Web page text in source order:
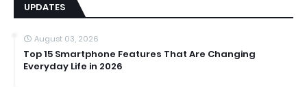
UPDATES
August 03, 2026
Top 15 Smartphone Features That Are Changing
Everyday Life in 2026